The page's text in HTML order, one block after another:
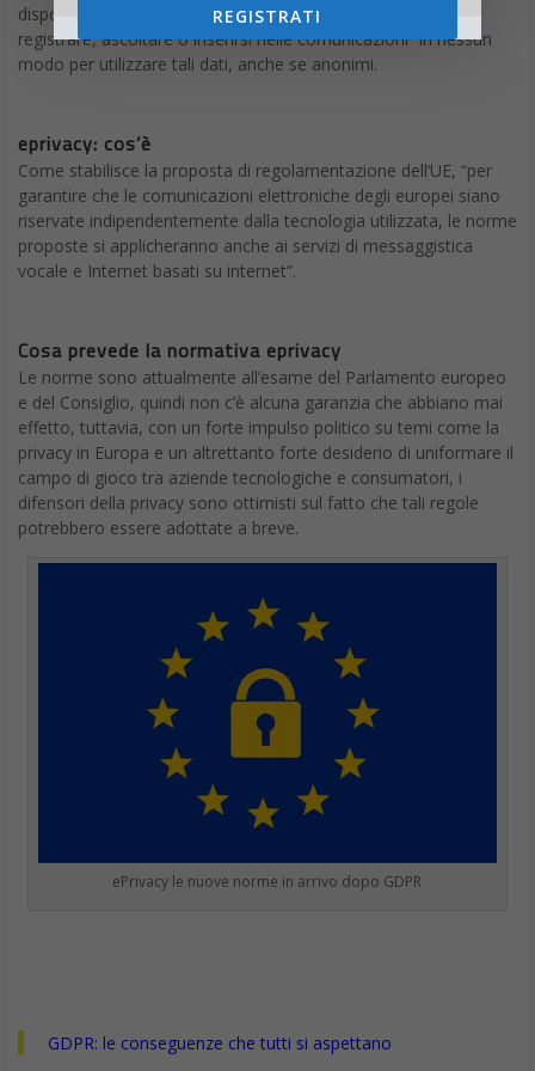
dispositivi come gli smartphone non possono “intercettare,
registrare, ascoltare o inserirsi nelle comunicazioni” in nessun
modo per utilizzare tali dati, anche se anonimi.
eprivacy: cos’è
Come stabilisce la proposta di regolamentazione dell’UE, “per
garantire che le comunicazioni elettroniche degli europei siano
riservate indipendentemente dalla tecnologia utilizzata, le norme
proposte si applicheranno anche ai servizi di messaggistica
vocale e Internet basati su internet”.
Cosa prevede la normativa eprivacy
Le norme sono attualmente all’esame del Parlamento europeo
e del Consiglio, quindi non c’è alcuna garanzia che abbiano mai
effetto, tuttavia, con un forte impulso politico su temi come la
privacy in Europa e un altrettanto forte desiderio di uniformare il
campo di gioco tra aziende tecnologiche e consumatori, i
difensori della privacy sono ottimisti sul fatto che tali regole
potrebbero essere adottate a breve.
ePrivacy le nuove norme in arrivo dopo GDPR
GDPR: le conseguenze che tutti si aspettano
REGISTRATI